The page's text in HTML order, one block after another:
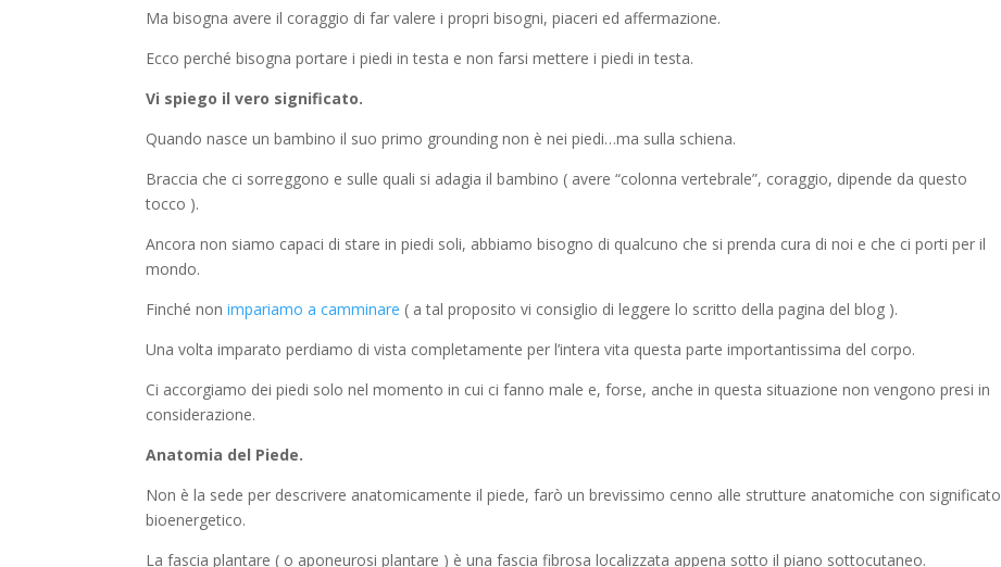
Ma bisogna avere il coraggio di far valere i propri bisogni, piaceri ed affermazione.
Ecco perché bisogna portare i piedi in testa e non farsi mettere i piedi in testa.
Vi spiego il vero significato.
Quando nasce un bambino il suo primo grounding non è nei piedi…ma sulla schiena.
Braccia che ci sorreggono e sulle quali si adagia il bambino ( avere “colonna vertebrale”, coraggio, dipende da questo
tocco ).
Ancora non siamo capaci di stare in piedi soli, abbiamo bisogno di qualcuno che si prenda cura di noi e che ci porti per il
mondo.
Finché non impariamo a camminare ( a tal proposito vi consiglio di leggere lo scritto della pagina del blog ).
Una volta imparato perdiamo di vista completamente per l’intera vita questa parte importantissima del corpo.
Ci accorgiamo dei piedi solo nel momento in cui ci fanno male e, forse, anche in questa situazione non vengono presi in
considerazione.
Anatomia del Piede.
Non è la sede per descrivere anatomicamente il piede, farò un brevissimo cenno alle strutture anatomiche con significato
bioenergetico.
La fascia plantare ( o aponeurosi plantare ) è una fascia fibrosa localizzata appena sotto il piano sottocutaneo.